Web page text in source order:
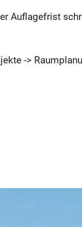
Auflagefrist
->